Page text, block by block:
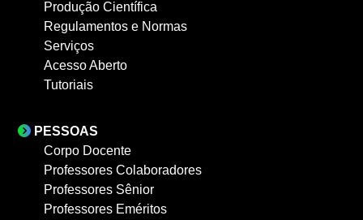
Produção Científica
Regulamentos e Normas
Serviços
Acesso Aberto
Tutoriais
PESSOAS
Corpo Docente
Professores Colaboradores
Professores Sênior
Professores Eméritos